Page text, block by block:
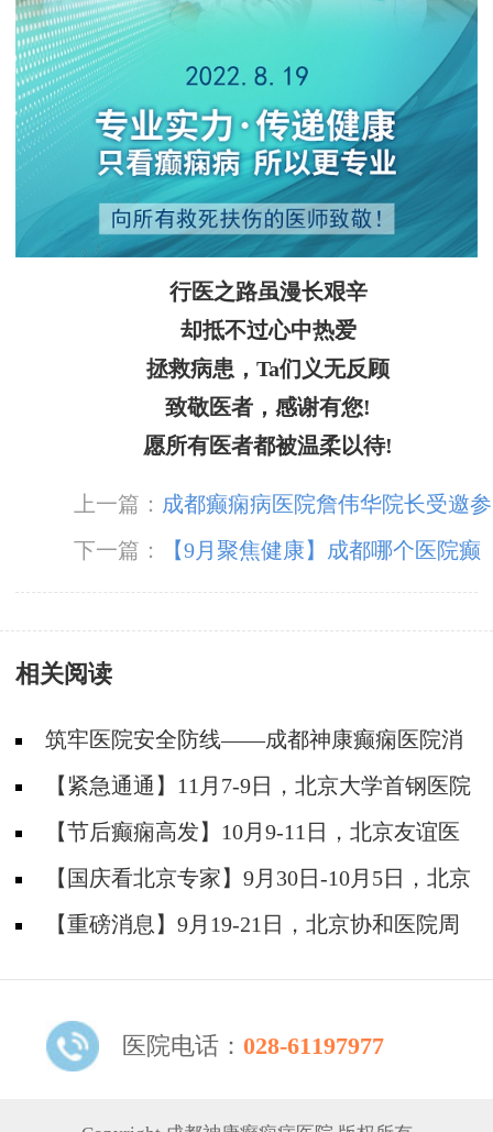
行医之路虽漫长艰辛
却抵不过心中热爱
拯救病患，Ta们义无反顾
致敬医者，感谢有您!
愿所有医者都被温柔以待!
上一篇： 成都癫痫病医院詹伟华院长受邀参
加【“维”我创新·“浦”写未来】癫痫线上交流会
并进行癫痫相关专题讲座
下一篇：
【9月聚焦健康】成都哪个医院癫
痫病看的好_儿童良性癫是怎么得的?
相关阅读
筑牢医院安全防线——成都神康癫痫医院消
防安全培训纪实
【紧急通通】11月7-9日，北京大学首钢医院
神经内科胡颖教授亲临成都会诊，破解癫痫疑难
【节后癫痫高发】10月9-11日，北京友谊医
院陈葵博士免费会诊+治疗援助，破解癫痫难
题！
【国庆看北京专家】9月30日-10月5日，北京
天坛&首钢医院两大专家蓉城亲诊+癫痫大额救
【重磅消息】9月19-21日，北京协和医院周
医院电话： 028-61197977